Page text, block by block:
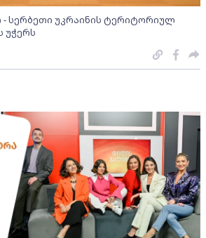
- სერბეთი უკრაინის ტერიტორიულ
უჭერს